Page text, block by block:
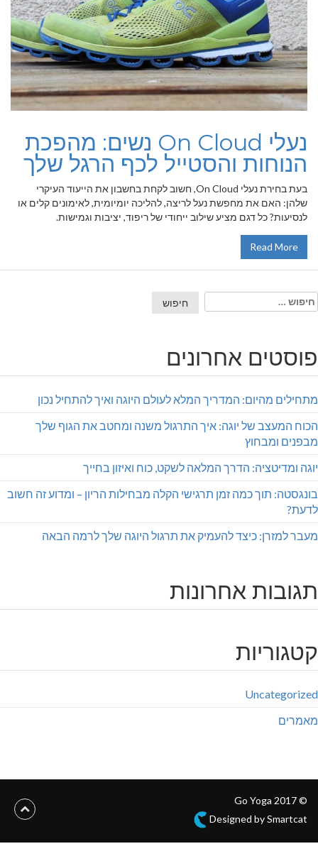
נעלי On Cloud נשים: מהפכת
הנוחות והסטייל לכף הרגל שלך
בעת בחירת נעלי On Cloud, חשוב לקחת בחשבון את הייעוד העיקרי
שלהן: האם את מחפשת נעל לריצה, להליכה יומיומית, לאימונים קלים או
לנסיעות? כל דגם מציע שילוב ייחודי של ריפוד, יציבות וגמישות.
Read More
אחרונים
מהיום: המדריך המלא לעולם היוגה ואיך להתחיל נכון
המעצב של יוגה: איך התרגול משנה ומחטב את הגוף שלך
ומבחוץ
ומדיטציה: הדרך המלאה לשקט, כוח ואיזון בחייך
תוך כמה זמן תרגישי הקלה מבחילות הריון – ומדוע זה חשוב
למזרן: כיצד להעמיק את תרגול היוגה שלך לרמה הבאה
אחרונות
Designed by Smartcat